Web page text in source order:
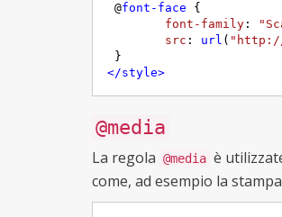
@font-face {
font-family :
src : url (
</style>
@media
La regola @media è
come, ad esempio la